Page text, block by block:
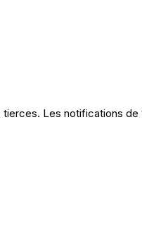
Les notifications de